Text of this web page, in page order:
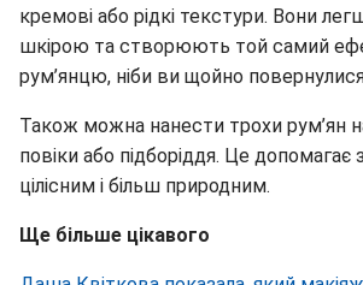
кремові або рідкі текстури. Вони
шкірою та створюють той самий
рум’янцю, ніби ви щойно
Також можна нанести трохи рум’ян
повіки або підборіддя. Це допомагає
цілісним і більш природним.
Ще більше цікавого